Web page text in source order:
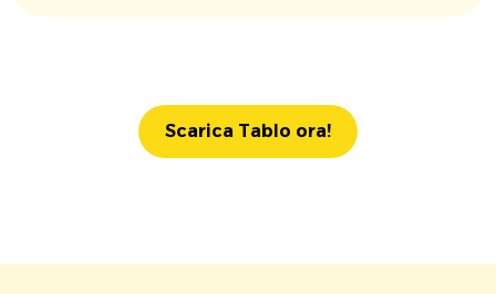
Scarica Tablo ora!